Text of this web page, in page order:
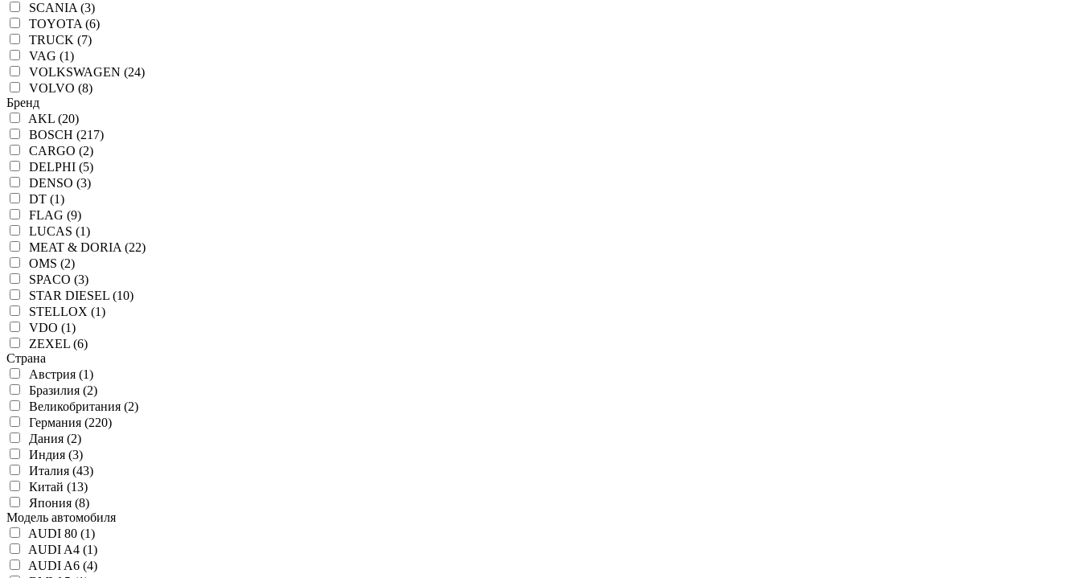
SCANIA (3)
TOYOTA (6)
TRUCK (7)
VAG (1)
VOLKSWAGEN (24)
VOLVO (8)
Бренд
AKL (20)
BOSCH (217)
CARGO (2)
DELPHI (5)
DENSO (3)
DT (1)
FLAG (9)
LUCAS (1)
MEAT & DORIA (22)
OMS (2)
SPACO (3)
STAR DIESEL (10)
STELLOX (1)
VDO (1)
ZEXEL (6)
Страна
Австрия (1)
Бразилия (2)
Великобритания (2)
Германия (220)
Дания (2)
Индия (3)
Италия (43)
Китай (13)
Япония (8)
Модель автомобиля
AUDI 80 (1)
AUDI A4 (1)
AUDI A6 (4)